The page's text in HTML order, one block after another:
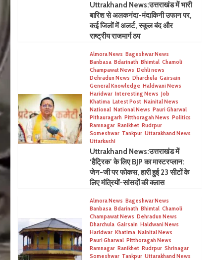
Uttrakhand News:उत्तराखंड में भारी
बारिश से अलकनंदा-मंदाकिनी उफान पर,
कई जिलों में अलर्ट, स्कूल बंद और
राष्ट्रीय राजमार्ग ठप
Almora News Bageshwar News
Banbasa Bdarinath Bhimtal Chamoli
Champawat News Dehli news
Dehradun News Dharchula Gairsain
General Knowledge Haldwani News
Haridwar Interesting News Job
Khatima Latest Post Nainital News
National National News Pauri Gharwal
Pithauragarh Pitthoragah News Politics
Ramnagar Ranikhet Rudrpur
Someshwar Tankpur Uttarakhand News
Uttarkashi
Uttrakhand News:उत्तराखंड में
‘हैट्रिक’ के लिए BJP का मास्टरप्लान:
जेन-जी पर फोकस, हारी हुई 23 सीटों के
लिए मंत्रियों-सांसदों की क्लास
Almora News Bageshwar News
Banbasa Bdarinath Bhimtal Chamoli
Champawat News Dehradun News
Dharchula Gairsain Haldwani News
Haridwar Khatima Nainital News
Pauri Gharwal Pitthoragah News
Ramnagar Ranikhet Rudrpur Shrinagar
Someshwar Tankpur Uttarakhand News